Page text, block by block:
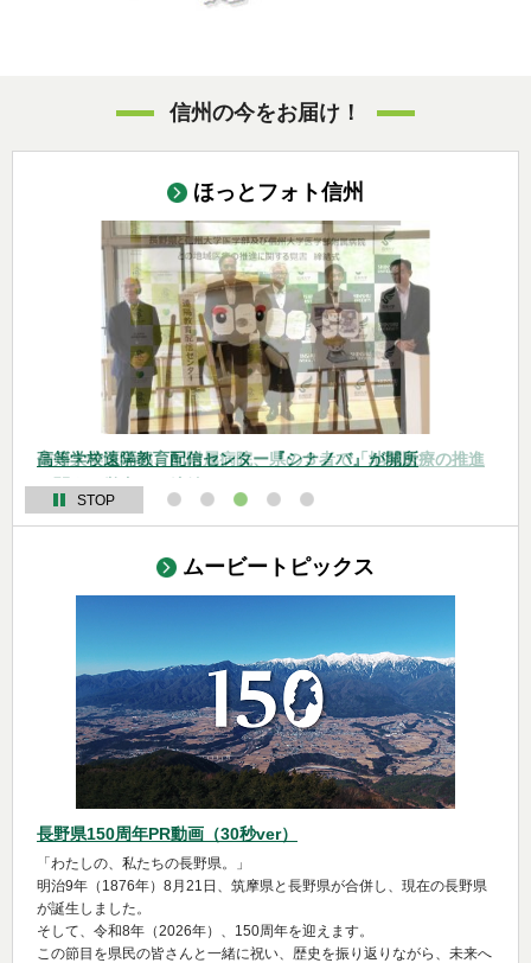
信州の今をお届け！
ほっとフォト信州
令和８年度長野県将来世代応援県民会議総会を開催
信州大学医学部、同附属病院、県の３者で「地域医療の推進
に関する覚書」を締結
高等学校遠隔教育配信センター『シナノバ』が開所
信州そるがむで地域を元気にする会の皆さんと県政ティーミ
ーティングを開催
令和８年度長野県優秀技能者表彰式
STOP
ムービートピックス
長野県150周年PR動画（30秒ver）
「わたしの、私たちの長野県。」
明治9年（1876年）8月21日、筑摩県と長野県が合併し、現在の長野県
が誕生しました。
そして、令和8年（2026年）、150周年を迎えます。
この節目を県民の皆さんと一緒に祝い、歴史を振り返りながら、未来へ